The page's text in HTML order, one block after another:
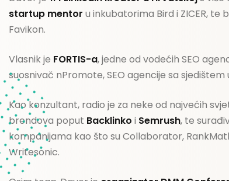
startup mentor u inkubatorima Bird i ZICER, te
Favikon.
Vlasnik je FORTIS-a, jedne od vodećih SEO
suosnivač nPromote, SEO agencije sa sjedištem
Kao konzultant, radio je za neke od najvećih
brendova poput Backlinko i Semrush, te
kompanijama kao što su Collaborator,
Writesonic.